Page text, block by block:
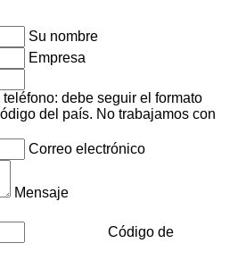
Su nombre
Empresa
debe seguir el formato
del país. No trabajamos con
Correo electrónico
Mensaje
Código de